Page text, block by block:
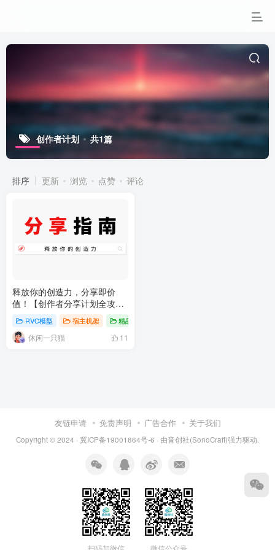
创作者计划 共1篇
排序 更新 浏览 点赞 评论
释放你的创造力，分享即价
值！【创作者分享计划全攻
略】 RVC模型 宿主机架 精品软件区
休闲一只猫 11
友链申请 免责声明 广告合作 关于我们
Copyright © 2024 · 冀ICP备19001864号-6 · 由音创社(SonoCraft)强力驱动.